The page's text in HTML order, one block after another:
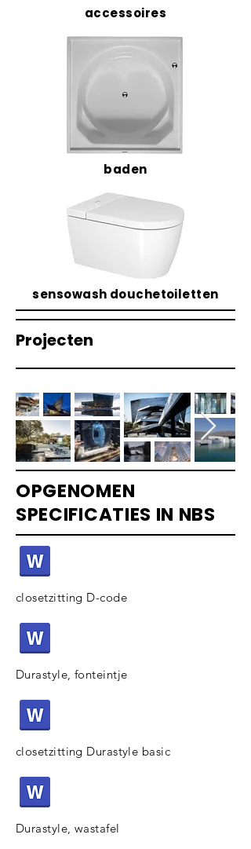
accessoires
baden
sensowash douchetoiletten
Projecten
OPGENOMEN
SPECIFICATIES IN NBS
closetzitting D-code
Durastyle, fonteintje
closetzitting Durastyle basic
Durastyle, wastafel